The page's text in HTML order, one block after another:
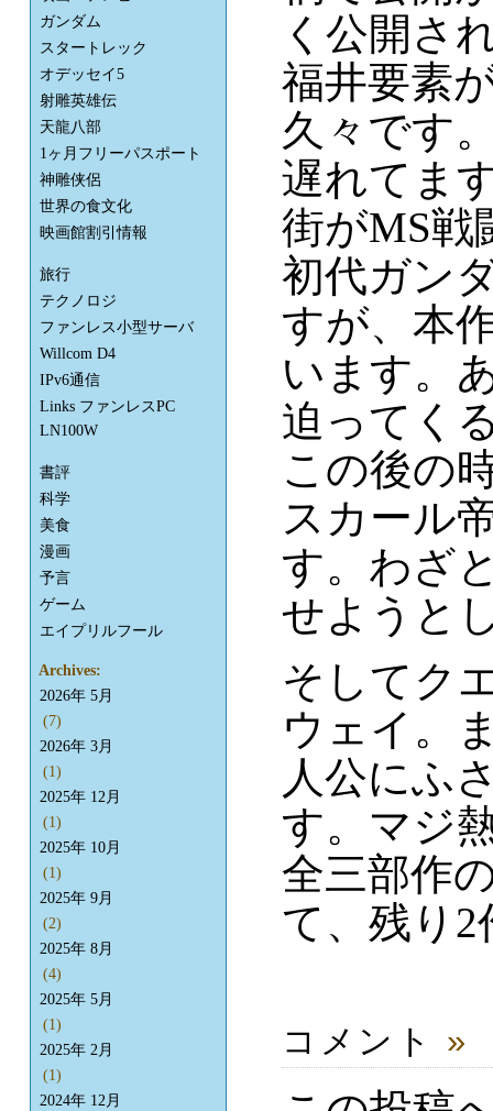
く公開さ
福井要素
久々です
遅れてま
街がMS戦
初代ガン
すが、本
います。
迫ってく
この後の
スカール
す。わざ
せようと
そしてク
ウェイ。
人公にふ
す。マジ
全三部作
て、残り2
コメント »
ガンダム
スタートレック
オデッセイ5
射雕英雄伝
天龍八部
1ヶ月フリーパスポート
神雕侠侶
世界の食文化
映画館割引情報
旅行
テクノロジ
ファンレス小型サーバ
Willcom D4
IPv6通信
Links ファンレスPC
LN100W
書評
科学
美食
漫画
予言
ゲーム
エイプリルフール
Archives:
2026年 5月
(7)
2026年 3月
(1)
2025年 12月
(1)
2025年 10月
(1)
2025年 9月
(2)
2025年 8月
(4)
2025年 5月
(1)
2025年 2月
(1)
2024年 12月